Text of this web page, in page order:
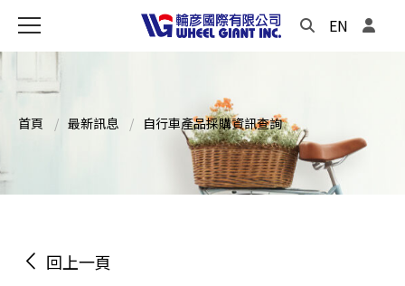
EN
首頁 最新訊息 自行車產品採購資訊查詢
回上一頁